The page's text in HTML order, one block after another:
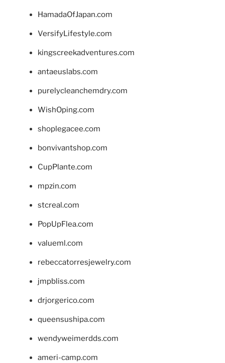
HamadaOfJapan.com
VersifyLifestyle.com
kingscreekadventures.com
antaeuslabs.com
purelycleanchemdry.com
WishOping.com
shoplegacee.com
bonvivantshop.com
CupPlante.com
mpzin.com
stcreal.com
PopUpFlea.com
valueml.com
rebeccatorresjewelry.com
jmpbliss.com
drjorgerico.com
queensushipa.com
wendyweimerdds.com
ameri-camp.com